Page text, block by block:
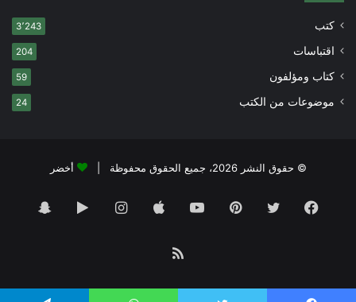
كتب 3٬243
اقتباسات 204
كتاب ومؤلفون 59
موضوعات من الكتب 24
© حقوق النشر 2026، جميع الحقوق محفوظة | أخضر
فيسبوك تويتر بينتيريستيوتيوب انستقرام‏Google
ملخص
الموقع